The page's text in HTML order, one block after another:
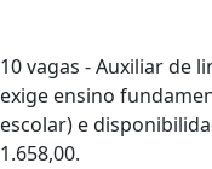
10 vagas - Auxiliar de
exige ensino
escolar) e
1.658,00.